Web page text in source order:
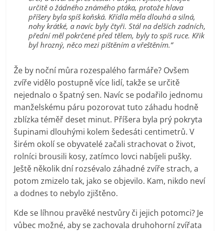
určitě o žádného známého ptáka, protože hlava
příšery byla spíš koňská. Křídla měla dlouhá a silná,
nohy krátké, a navíc byly čtyři. Stál na delších zadních,
přední měl pokrčené před tělem, byly to spíš ruce. Křik
byl hrozný, něco mezi pištěním a vřeštěním.“
Že by noční můra rozespalého farmáře? Ovšem
zvíře vidělo postupně více lidí, takže se určitě
nejednalo o špatný sen. Navíc se podařilo jednomu
manželskému páru pozorovat tuto záhadu hodně
zblízka téměř deset minut. Příšera byla prý pokryta
šupinami dlouhými kolem šedesáti centimetrů. V
širém okolí se obyvatelé začali strachovat o život,
rolníci brousili kosy, zatímco lovci nabíjeli pušky.
Ještě několik dní rozsévalo záhadné zvíře strach, a
potom zmizelo tak, jako se objevilo. Kam, nikdo neví
a dodnes to nebylo zjištěno.
Kde se líhnou pravěké nestvůry či jejich potomci? Je
vůbec možné, aby se zachovala druhohorní zvířata